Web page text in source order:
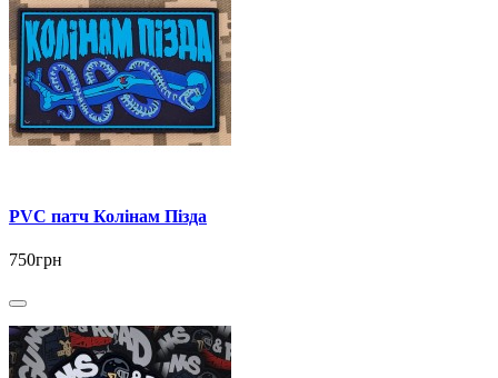
PVC патч Колінам Пізда
750грн